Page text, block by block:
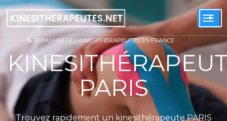
+
ANNUAIRE DES KINÉSITHÉRAPEUTES EN FRANCE
PARIS
Trouvez rapidement un kinesithérapeute PARIS